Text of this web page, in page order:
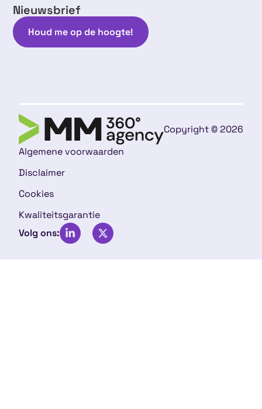
Nieuwsbrief
Houd me op de hoogte!
Copyright © 2026
Algemene voorwaarden
Disclaimer
Cookies
Kwaliteitsgarantie
Volg ons: